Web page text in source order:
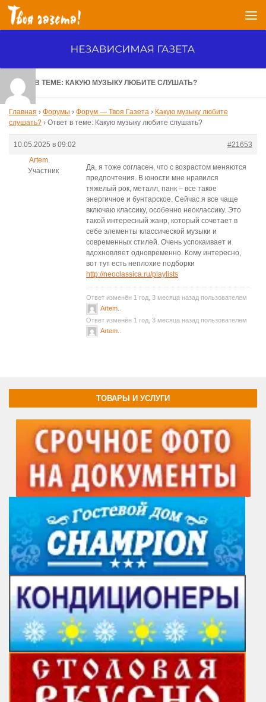
Перейти к содержимому
ОТВЕТ В ТЕМЕ: КАКУЮ МУЗЫКУ ЛЮБИТЕ СЛУШАТЬ?
Главная › Форумы › Форум — Твоя Газета › Какую музыку любите
слушать? › Ответ в теме: Какую музыку любите слушать?
10.05.2025 в 09:02
#21653
Artem.
Участник
Да, я тоже согласен, что с возрастом меняются
предпочтения. В юности мне нравился
тяжелый рок, металл, панк – все такое
энергичное и бунтарское. Сейчас я все чаще
включаю классику, особенно неоклассику. Это
такой интересный жанр, который сочетает в
себе элементы классической музыки и
современных стилей. Очень успокаивает и
вдохновляет одновременно. Кому интересно,
вот тут есть неплохие подборки
http://neoclassica.ru/playlists
Ответ изменён 1 год, 3 месяца назад пользователем
Artem.
Ответ изменён 1 год, 3 месяца назад пользователем
Artem.
ТОВАРЫ И УСЛУГИ